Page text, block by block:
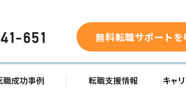
0120-941-651 無料転職サポート
転職成功事例 転職支